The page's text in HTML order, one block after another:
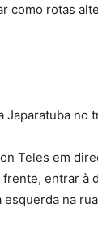
como rotas
no
Teles em
entrar à
na